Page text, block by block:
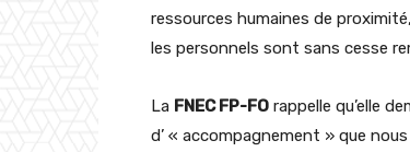
ressources humaines de
les personnels sont sans cesse
La FNEC FP-FO rappelle qu’elle
d’ « accompagnement » que